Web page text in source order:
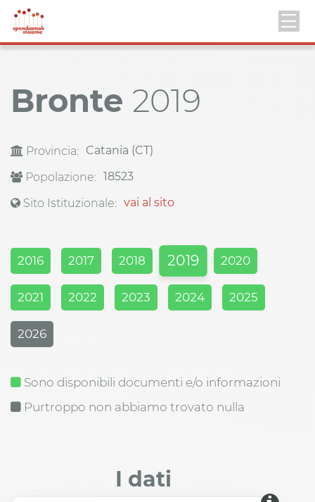
Bronte 2019
Provincia:
Catania (CT)
Popolazione: 18523
Sito Istituzionale: vai al sito
2016 2017 2018 2019 2020
2021 2022 2023 2024 2025
2026
Sono disponibili documenti e/o informazioni
Purtroppo non abbiamo trovato nulla
I dati